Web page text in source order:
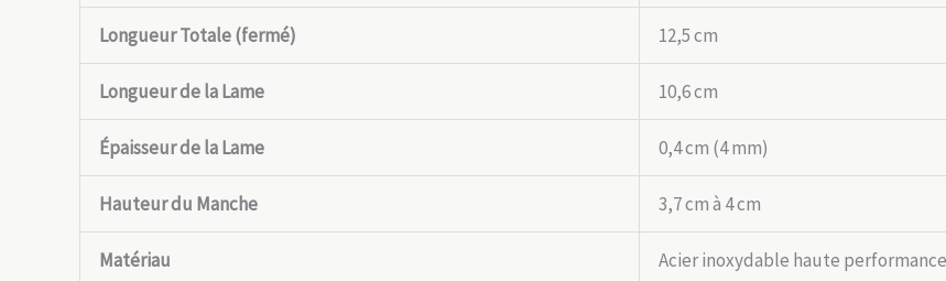
Longueur Totale (fermé) 12,5 cm
Longueur de la Lame 10,6 cm
Épaisseur de la Lame 0,4 cm (4 mm)
Hauteur du Manche 3,7 cm à 4 cm
Matériau Acier inoxydable haute performance